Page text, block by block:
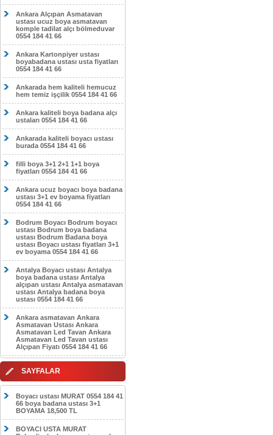
Ankara Alçıpan Asmatavan
ustası ucuz boya asmatavan
komple tadilat alçı bölmeduvar
0554 184 41 66
Ankara Kartonpiyer ustası
boyabadana ustası usta fiyatları
0554 184 41 66
Ankarada hem kaliteli hemucuz
hem temiz işçilik 0554 184 41 66
Ankara kaliteli boya badana alçı
ustaları 0554 184 41 66
Ankarada kaliteli boyacı ustası
burada 0554 184 41 66
filli boya 3+1 2+1 1+1 boya
fiyatları 0554 184 41 66
Ankara ucuz boyacı boya badana
ustası 3+1 ev boyama fiyatları
0554 184 41 66
Bodrum Boyacı Bodrum boyacı
ustası Bodrum boya badana
ustası Bodrum Badana boya
ustası Boyacı ustası fiyatları 3+1
ev boyama 0554 184 41 66
Antalya Boyacı ustası Antalya
boya badana ustası Antalya
alçıpan ustası Antalya asmatavan
ustası Antalya badana boya
ustası 0554 184 41 66
Ankara asmatavan Ankara
Asmatavan Ustası Ankara
Asmatavan Led Tavan Ankara
Asmatavan Led Tavan ustası
Alçıpan Fiyatı 0554 184 41 66
SAYFALAR
Boyacı ustası MURAT 0554 184 41
66 boya badana ustası 3+1
BOYAMA 18,500 TL
BOYACI USTA MURAT